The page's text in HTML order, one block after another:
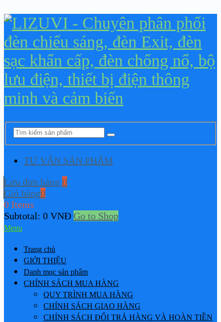
TƯ VẤN SẢN PHẨM
Lưu đơn hàng 0
Giỏ hàng0
0 Items
Subtotal: 0 VNĐ Go to Shop
Menu
Trang chủ
GIỚI THIỆU
Danh mục sản phẩm
CHÍNH SÁCH MUA HÀNG
QUY TRÌNH MUA HÀNG
CHÍNH SÁCH GIAO HÀNG
CHÍNH SÁCH ĐỔI TRẢ HÀNG VÀ HOÀN TIỀN